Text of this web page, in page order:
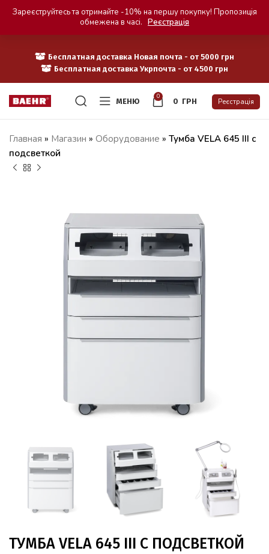
Бесплатная доставка Новая почта - от 5000 грн
Бесплатная доставка Укрпочта - от 4500 грн
МЕНЮ
0
0 ГРН Реєстрація
Главная » Магазин » Оборудование » Тумба VELA 645 III с
подсветкой
ТУМБА VELA 645 III С ПОДСВЕТКОЙ
Зареєструйтесь та отримайте -10% на першу покупку! Пропозиція
обмежена в часі. Реєстрація